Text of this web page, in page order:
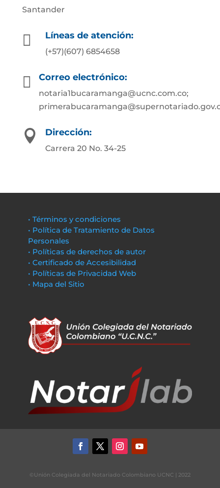
Santander
 Líneas de atención:
(+57)(607) 6854658
 Correo electrónico:
notaria1bucaramanga@ucnc.com.co;
 Dirección:
Carrera 20 No. 34-25
• Términos y condiciones
• Política de Tratamiento de Datos
Personales
• Políticas de derechos de autor
• Certificado de Accesibilidad
• Políticas de Privacidad Web
• Mapa del Sitio
©Unión Colegiada del Notariado Colombiano UCNC | 2022